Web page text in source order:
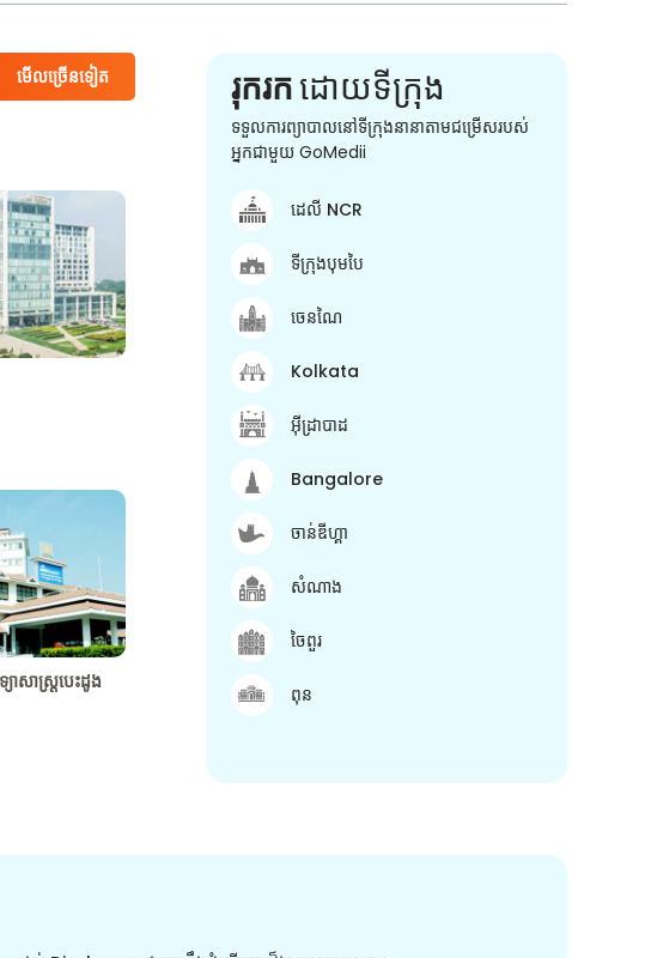
មើល​ច្រើន​ទៀត
ាសាស្រ្តបេះដូង
រុករកដោយទីក្រុង
ទទួលការព្យាបាលនៅទីក្រុងនានាតាមជម្រើសរបស់
អ្នកជាមួយ GoMedii
ដេលី NCR
ទីក្រុងបុមបៃ
ចេនណៃ
Kolkata
អ៊ីដ្រាបាដ
Bangalore
ចាន់ឌីហ្គា
សំណាង
ចៃពួរ
ពុន